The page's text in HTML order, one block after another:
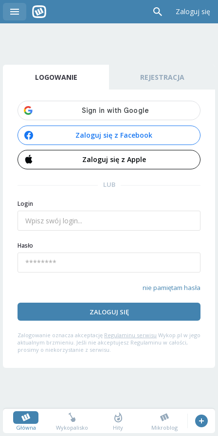
Zaloguj się
LOGOWANIE REJESTRACJA
Zaloguj się z Facebook
Zaloguj się z Apple
LUB
Login
Hasło
nie pamiętam hasła
ZALOGUJ SIĘ
Zalogowanie oznacza akceptację Regulaminu serwisu Wykop.pl w jego
aktualnym brzmieniu. Jeśli nie akceptujesz Regulaminu w całości,
prosimy o niekorzystanie z serwisu.
Główna Wykopalisko Hity Mikroblog